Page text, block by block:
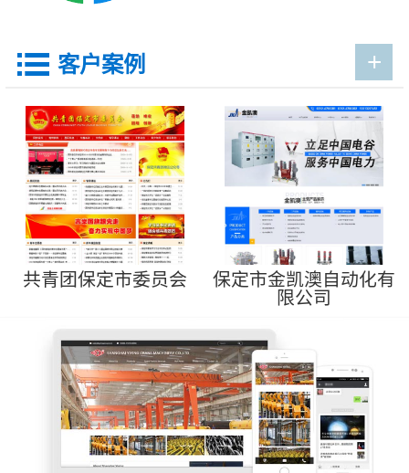
 客户案例 +
共青团保定市委员会
保定市金凯澳自动化有
限公司